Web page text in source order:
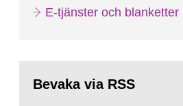
E-tjänster och blanketter
Bevaka via RSS